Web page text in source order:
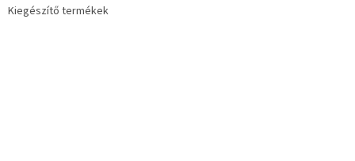
Kiegészítő termékek